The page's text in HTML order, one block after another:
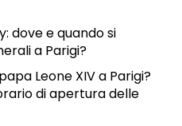
dove e quando si
a Parigi?
Leone XIV a Parigi?
di apertura delle